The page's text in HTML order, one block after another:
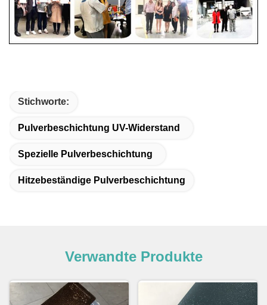
Stichworte:
Pulverbeschichtung UV-Widerstand
Spezielle Pulverbeschichtung
Hitzebeständige Pulverbeschichtung
Verwandte Produkte